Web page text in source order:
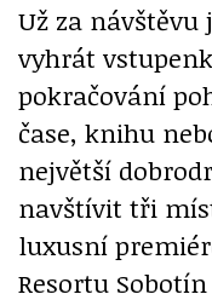
Už za
vyhrát
pokračování
čase, knihu
největší
navštívit tři
luxusní
Resortu